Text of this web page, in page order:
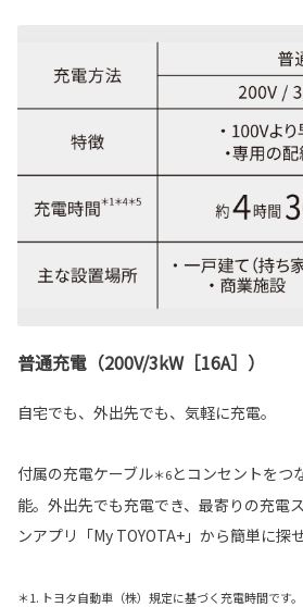
普通充電（200V/3kW［16A］）
自宅でも、外出先でも、気軽に充電。
付属の充電ケーブル＊6とコンセントをつ
能。外出先でも充電でき、最寄りの充電
ンアプリ「My TOYOTA+」から簡単に探せ
＊1. トヨタ自動車（株）規定に基づく充電時間で